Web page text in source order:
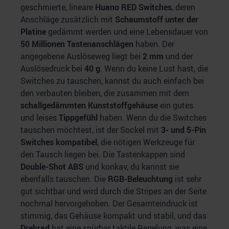
geschmierte, lineare Huano RED Switches, deren
Anschläge zusätzlich mit Schaumstoff unter der
Platine gedämmt werden und eine Lebensdauer von
50 Millionen Tastenanschlägen haben. Der
angegebene Auslöseweg liegt bei 2 mm und der
Auslösedruck bei 40 g. Wenn du keine Lust hast, die
Switches zu tauschen, kannst du auch einfach bei
den verbauten bleiben, die zusammen mit dem
schallgedämmten Kunststoffgehäuse ein gutes
und leisesTippgefühl haben. Wenn du die Switches
tauschen möchtest, ist der Sockel mit 3- und 5-Pin
Switches kompatibel, die nötigen Werkzeuge für
den Tausch liegen bei. Die Tastenkappen sind
Double-Shot ABS und konkav, du kannst sie
ebenfalls tauschen. Die RGB-Beleuchtung ist sehr
gut sichtbar und wird durch die Stripes an der Seite
nochmal hervorgehoben. Der Gesamteindruck ist
stimmig, das Gehäuse kompakt und stabil, und das